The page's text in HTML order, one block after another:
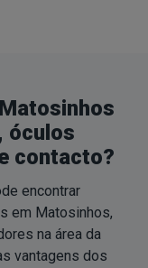
óculos
contacto?
encontrar
em Matosinhos,
na área da
vantagens dos